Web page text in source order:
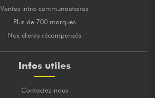
Ventes intra-communautaires
Plus de 700 marques
Nos clients récompensés
Infos utiles
Contactez-nous